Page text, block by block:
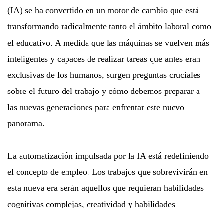
(IA) se ha convertido en un motor de cambio que está
transformando radicalmente tanto el ámbito laboral como
el educativo. A medida que las máquinas se vuelven más
inteligentes y capaces de realizar tareas que antes eran
exclusivas de los humanos, surgen preguntas cruciales
sobre el futuro del trabajo y cómo debemos preparar a
las nuevas generaciones para enfrentar este nuevo
panorama.
La automatización impulsada por la IA está redefiniendo
el concepto de empleo. Los trabajos que sobrevivirán en
esta nueva era serán aquellos que requieran habilidades
cognitivas complejas, creatividad y habilidades